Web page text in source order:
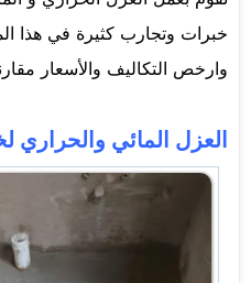
خبرات وتجارب كثيرة في هذا
وارخص التكاليف والأسعار
العزل المائي والحراري